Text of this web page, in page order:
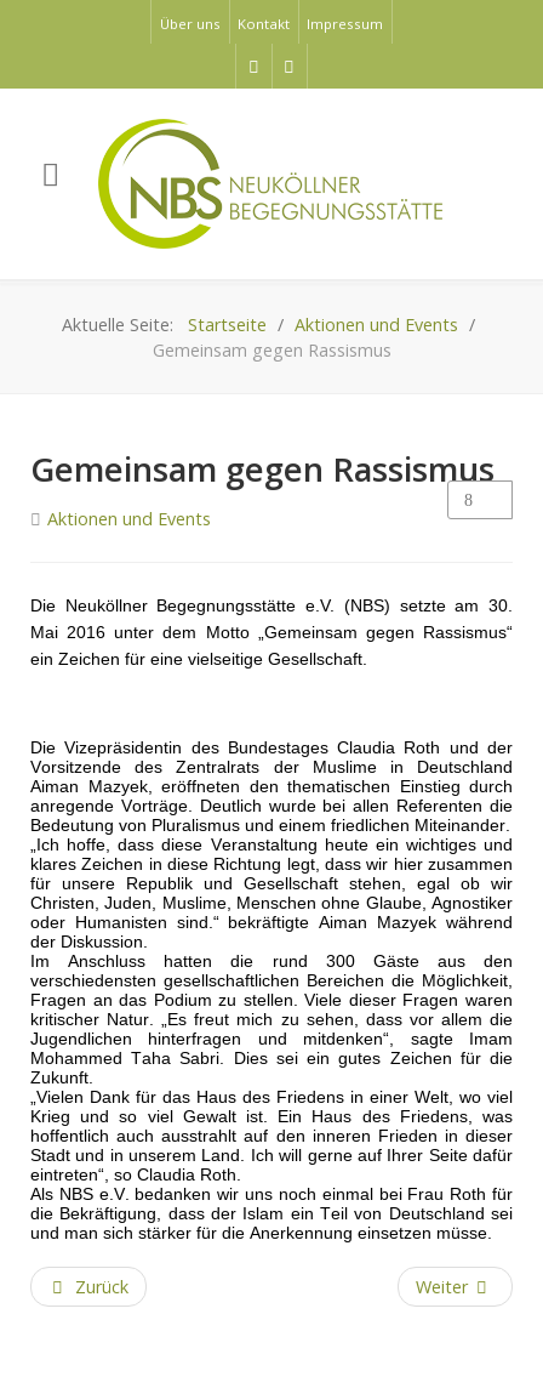
Über uns Kontakt Impressum
Aktuelle Seite: Startseite
Aktionen und Events
Gemeinsam gegen Rassismus
Gemeinsam gegen Rassismus
Aktionen und Events
Die Neuköllner Begegnungsstätte e.V. (NBS) setzte am 30.
Mai 2016 unter dem Motto „Gemeinsam gegen Rassismus“
ein Zeichen für eine vielseitige Gesellschaft.
Die Vizepräsidentin des Bundestages Claudia Roth und der
Vorsitzende des Zentralrats der Muslime in Deutschland
Aiman Mazyek, eröffneten den thematischen Einstieg durch
anregende Vorträge. Deutlich wurde bei allen Referenten die
Bedeutung von Pluralismus und einem friedlichen Miteinander.
„Ich hoffe, dass diese Veranstaltung heute ein wichtiges und
klares Zeichen in diese Richtung legt, dass wir hier zusammen
für unsere Republik und Gesellschaft stehen, egal ob wir
Christen, Juden, Muslime, Menschen ohne Glaube, Agnostiker
oder Humanisten sind.“ bekräftigte Aiman Mazyek während
der Diskussion.
Im Anschluss hatten die rund 300 Gäste aus den
verschiedensten gesellschaftlichen Bereichen die Möglichkeit,
Fragen an das Podium zu stellen. Viele dieser Fragen waren
kritischer Natur. „Es freut mich zu sehen, dass vor allem die
Jugendlichen hinterfragen und mitdenken“, sagte Imam
Mohammed Taha Sabri. Dies sei ein gutes Zeichen für die
Zukunft.
„Vielen Dank für das Haus des Friedens in einer Welt, wo viel
Krieg und so viel Gewalt ist. Ein Haus des Friedens, was
hoffentlich auch ausstrahlt auf den inneren Frieden in dieser
Stadt und in unserem Land. Ich will gerne auf Ihrer Seite dafür
eintreten“, so Claudia Roth.
Als NBS e.V. bedanken wir uns noch einmal bei Frau Roth für
die Bekräftigung, dass der Islam ein Teil von Deutschland sei
und man sich stärker für die Anerkennung einsetzen müsse.
Zurück Weiter